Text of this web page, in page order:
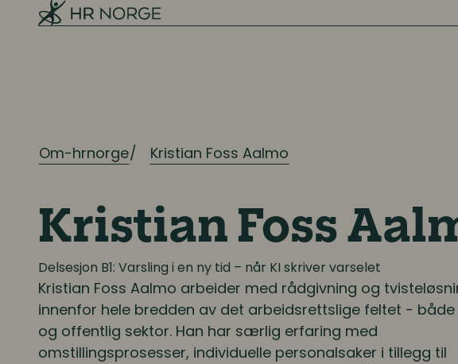
Rekruttering
Kompetanse- og talentledelse
Lederutvikling
Lønn og ytelser
Lønn og ytelser
Om-hrnorge Kristian Foss Aalmo
Kristian Foss
Delsesjon B1: Varsling i en ny tid – når KI skriver varselet
Kristian Foss Aalmo arbeider med rådgivning og
innenfor hele bredden av det arbeidsrettslige feltet -
og offentlig sektor. Han har særlig erfaring med
omstillingsprosesser, individuelle personalsaker i tillegg til